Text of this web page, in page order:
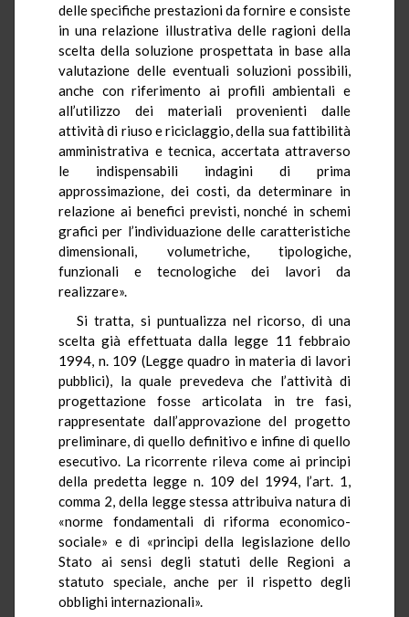
delle specifiche prestazioni da fornire e consiste
in una relazione illustrativa delle ragioni della
scelta della soluzione prospettata in base alla
valutazione delle eventuali soluzioni possibili,
anche con riferimento ai profili ambientali e
all’utilizzo dei materiali provenienti dalle
attività di riuso e riciclaggio, della sua fattibilità
amministrativa e tecnica, accertata attraverso
le indispensabili indagini di prima
approssimazione, dei costi, da determinare in
relazione ai benefici previsti, nonché in schemi
grafici per l’individuazione delle caratteristiche
dimensionali, volumetriche, tipologiche,
funzionali e tecnologiche dei lavori da
realizzare».
Si tratta, si puntualizza nel ricorso, di una
scelta già effettuata dalla legge 11 febbraio
1994, n. 109 (Legge quadro in materia di lavori
pubblici), la quale prevedeva che l’attività di
progettazione fosse articolata in tre fasi,
rappresentate dall’approvazione del progetto
preliminare, di quello definitivo e infine di quello
esecutivo. La ricorrente rileva come ai principi
della predetta legge n. 109 del 1994, l’art. 1,
comma 2, della legge stessa attribuiva natura di
«norme fondamentali di riforma economico-
sociale» e di «principi della legislazione dello
Stato ai sensi degli statuti delle Regioni a
statuto speciale, anche per il rispetto degli
obblighi internazionali».